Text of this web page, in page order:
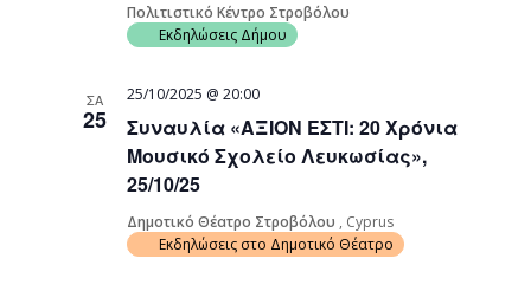
Πολιτιστικό Κέντρο Στροβόλου
Εκδηλώσεις Δήμου
ΣΑ
25
Συναυλία «ΑΞΙΟΝ ΕΣΤΙ: 20 Χρόνια
Μουσικό Σχολείο Λευκωσίας»,
25/10/25
25/10/2025 @ 20:00
Δημοτικό Θέατρο Στροβόλου , Cyprus
Εκδηλώσεις στο Δημοτικό Θέατρο